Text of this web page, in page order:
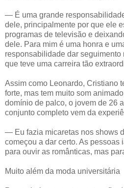
— É uma grande
dele, principalmente por que ele
programas de televisão e
dele. Para mim é uma honra e
responsabilidade dar seguimento
que teve uma carreira tão
Assim como Leonardo, Cristiano
forte, mas tem muito som
domínio de palco, o jovem de 26
conjunto completo vem da
— Eu fazia micaretas nos shows
começou a dar certo. As pessoas
para ouvir as românticas, mas
Muito além da moda universitária